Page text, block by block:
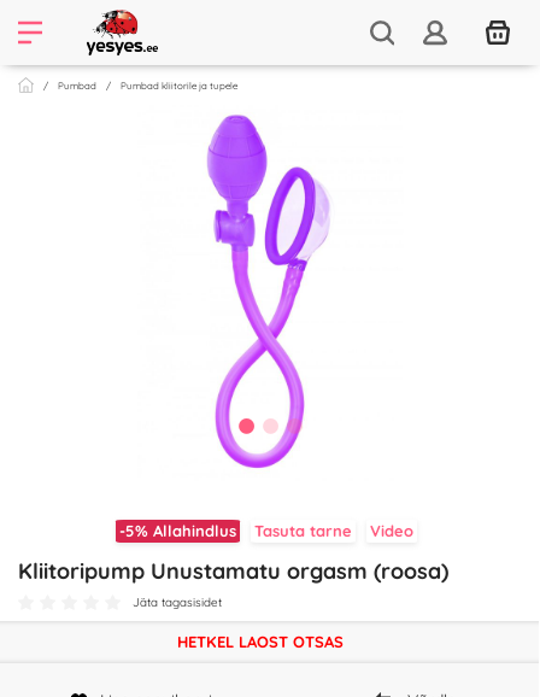
Pumbad Pumbad kliitorile ja tupele
-5% Allahindlus Tasuta tarne Video
Kliitoripump Unustamatu orgasm (roosa)
Jäta tagasisidet
HETKEL LAOST OTSAS